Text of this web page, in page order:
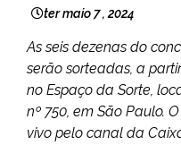
ter maio 7 , 2024
As seis dezenas do
serão sorteadas, a
no Espaço da Sorte,
nº 750, em São Paulo.
vivo pelo canal da